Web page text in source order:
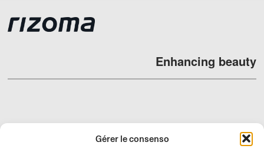
Gérer le consenso
Enhancing beauty
SUPPORT ET FAQ